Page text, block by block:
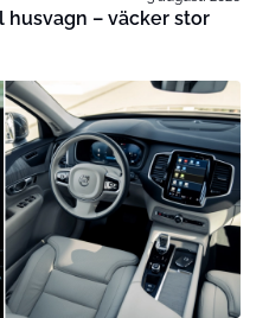
husvagn – väcker stor